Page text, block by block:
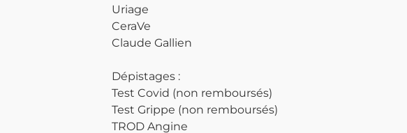
Uriage
CeraVe
Claude Gallien
Dépistages :
Test Covid (non remboursés)
Test Grippe (non remboursés)
TROD Angine